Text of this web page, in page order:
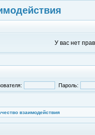
У вас нет
Пароль:
взаимодействия